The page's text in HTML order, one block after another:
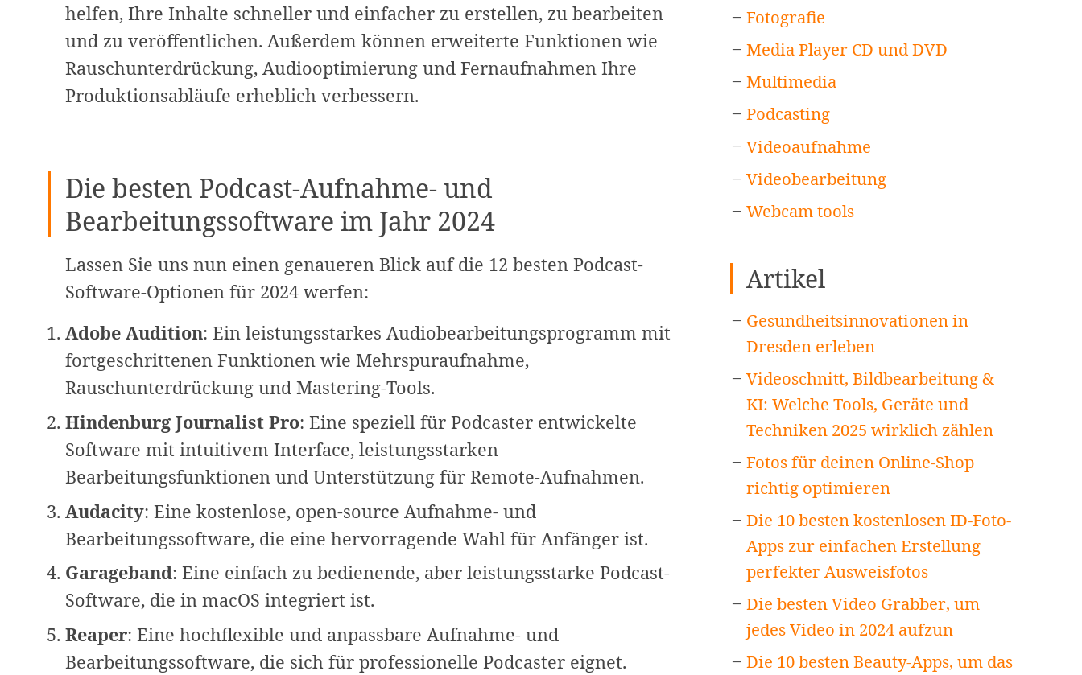
helfen, Ihre Inhalte schneller und einfacher zu erstellen, zu bearbeiten
und zu veröffentlichen. Außerdem können erweiterte Funktionen wie
Rauschunterdrückung, Audiooptimierung und Fernaufnahmen Ihre
Produktionsabläufe erheblich verbessern.
Die besten Podcast-Aufnahme- und
Bearbeitungssoftware im Jahr 2024
Lassen Sie uns nun einen genaueren Blick auf die 12 besten Podcast-
Software-Optionen für 2024 werfen:
Adobe Audition: Ein leistungsstarkes Audiobearbeitungsprogramm mit
fortgeschrittenen Funktionen wie Mehrspuraufnahme,
Rauschunterdrückung und Mastering-Tools.
Hindenburg Journalist Pro: Eine speziell für Podcaster entwickelte
Software mit intuitivem Interface, leistungsstarken
Bearbeitungsfunktionen und Unterstützung für Remote-Aufnahmen.
Audacity: Eine kostenlose, open-source Aufnahme- und
Bearbeitungssoftware, die eine hervorragende Wahl für Anfänger ist.
Garageband: Eine einfach zu bedienende, aber leistungsstarke Podcast-
Software, die in macOS integriert ist.
Reaper: Eine hochflexible und anpassbare Aufnahme- und
Bearbeitungssoftware, die sich für professionelle Podcaster eignet.
Fotografie
Media Player CD und DVD
Multimedia
Podcasting
Videoaufnahme
Videobearbeitung
Webcam tools
Artikel
Gesundheitsinnovationen in
Dresden erleben
Videoschnitt, Bildbearbeitung &
KI: Welche Tools, Geräte und
Techniken 2025 wirklich zählen
Fotos für deinen Online-Shop
richtig optimieren
Die 10 besten kostenlosen ID-Foto-
Apps zur einfachen Erstellung
perfekter Ausweisfotos
Die besten Video Grabber, um
jedes Video in 2024 aufzun
Die 10 besten Beauty-Apps, um das